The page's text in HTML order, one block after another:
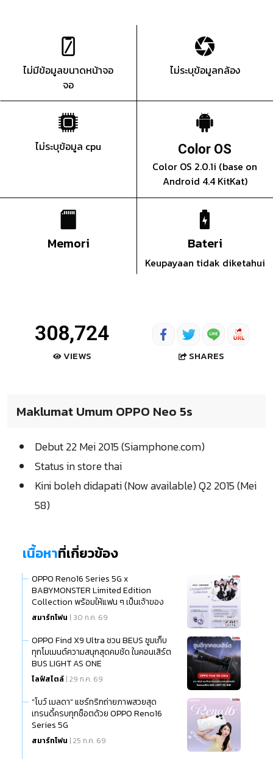
ไม่มีข้อมูลขนาดหน้าจอ
จอ
ไม่ระบุข้อมูลกล้อง
ไม่ระบุข้อมูล cpu Color OS
Color OS 2.0.1i (base on
Android 4.4 KitKat)
Memori Bateri
Keupayaan tidak diketahui
308,724
VIEWS SHARES
Maklumat Umum OPPO Neo 5s
Debut 22 Mei 2015 (Siamphone.com)
Status in store thai
Kini boleh didapati (Now available) Q2 2015 (Mei
58)
เนื้อหาที่เกี่ยวข้อง
OPPO Reno16 Series 5G x
BABYMONSTER Limited Edition
Collection พร้อมให้แฟน ๆ เป็นเจ้าของ
แล้ว
สมาร์ทโฟน | 30 ก.ค. 69
OPPO Find X9 Ultra ชวน BEUS ซูมเก็บ
ทุกโมเมนต์ความสนุกสุดคมชัด ในคอนเสิร์ต
BUS LIGHT AS ONE
ไลฟ์สไตล์ | 29 ก.ค. 69
“โบว์ เมลดา” แชร์ทริกถ่ายภาพสวยสุด
เทรนดี้ครบทุกช็อตด้วย OPPO Reno16
Series 5G
สมาร์ทโฟน | 25 ก.ค. 69